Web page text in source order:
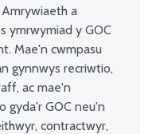
a
ymrwymiad y GOC
Mae'n cwmpasu
gynnwys recriwtio,
ac mae'n
gyda'r GOC neu'n
contractwyr,